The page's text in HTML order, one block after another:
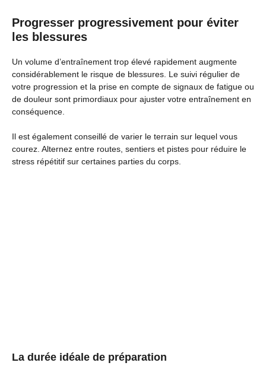
Progresser progressivement pour éviter
les blessures
Un volume d’entraînement trop élevé rapidement augmente
considérablement le risque de blessures. Le suivi régulier de
votre progression et la prise en compte de signaux de fatigue ou
de douleur sont primordiaux pour ajuster votre entraînement en
conséquence.
Il est également conseillé de varier le terrain sur lequel vous
courez. Alternez entre routes, sentiers et pistes pour réduire le
stress répétitif sur certaines parties du corps.
La durée idéale de préparation